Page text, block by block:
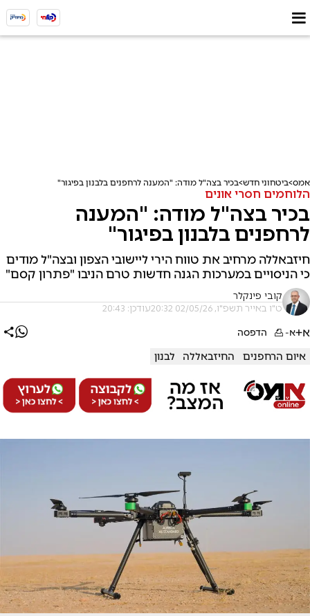
אמס ביטחוני חדש בכיר בצה"ל מודה: "המענה לרחפנים בלבנון בפיגור"
הלוחמים חסרי אונים
בכיר בצה"ל מודה: "המענה
לרחפנים בלבנון בפיגור"
חיזבאללה מרחיב את טווח הירי ליישובי הצפון ובצה"ל מודים
כי הניסויים במערכות הגנה חדשות טרם הניבו "פתרון קסם"
קובי פינקלר
ט"ו באייר תשפ"ו, 02/05/26 20:32 עודכן: 20:43
א+א- הדפסה
איום הרחפנים החיזבאללה לבנון